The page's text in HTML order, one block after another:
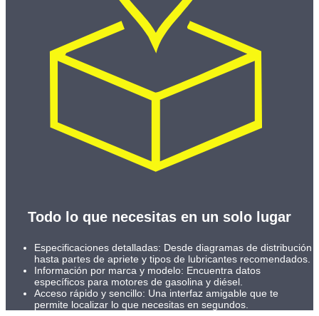
Todo lo que necesitas en un solo lugar
Especificaciones detalladas: Desde diagramas de distribución
hasta partes de apriete y tipos de lubricantes recomendados.
Información por marca y modelo: Encuentra datos
específicos para motores de gasolina y diésel.
Acceso rápido y sencillo: Una interfaz amigable que te
permite localizar lo que necesitas en segundos.